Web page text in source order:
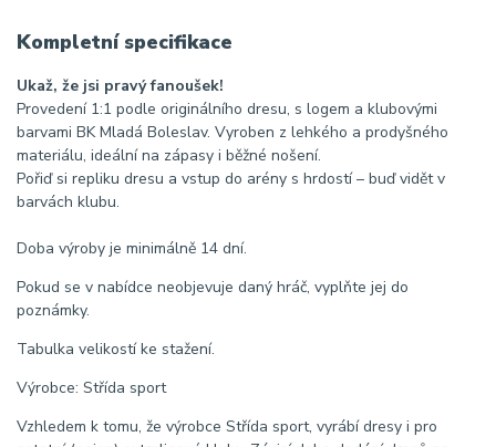
Kompletní specifikace
Ukaž, že jsi pravý fanoušek!
Provedení 1:1 podle originálního dresu, s logem a klubovými
barvami BK Mladá Boleslav. Vyroben z lehkého a prodyšného
materiálu, ideální na zápasy i běžné nošení.
Pořiď si repliku dresu a vstup do arény s hrdostí – buď vidět v
barvách klubu.
Doba výroby je minimálně 14 dní.
Pokud se v nabídce neobjevuje daný hráč, vyplňte jej do
poznámky.
Tabulka velikostí ke stažení.
Výrobce: Střída sport
Vzhledem k tomu, že výrobce Střída sport, vyrábí dresy i pro